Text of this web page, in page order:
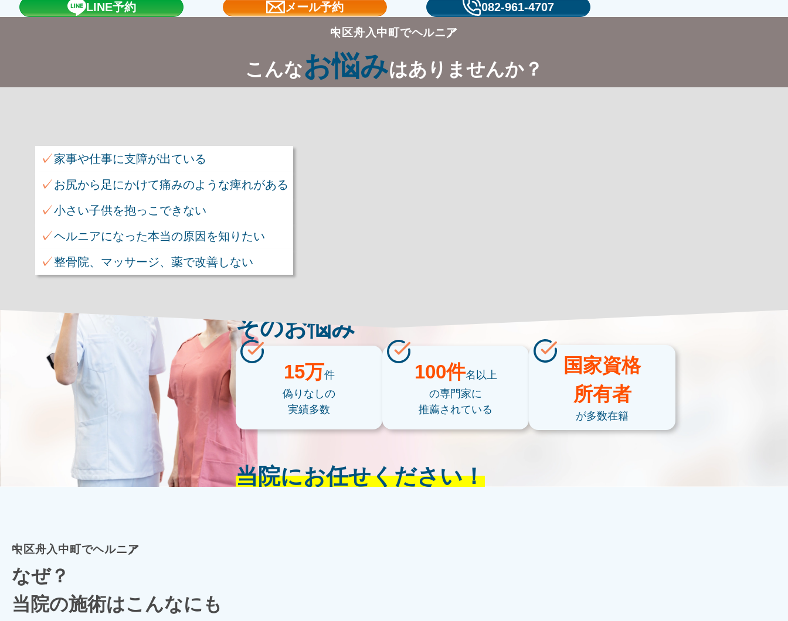
LINE予約 メール予約 082-961-4707
中区舟入中町でヘルニア
こんなお悩みはありませんか？
✓家事や仕事に支障が出ている
✓ お尻から足にかけて痛みのような痺れがある
✓小さい子供を抱っこできない
✓ヘルニアになった本当の原因を知りたい
✓整骨院、マッサージ、薬で改善しない
そのお悩み
15万件
偽りなしの
実績多数
100件名以上
の専門家に
推薦されている
国家資格
所有者
が多数在籍
当院にお任せください！
中区舟入中町でヘルニア
なぜ？
当院の施術はこんなにも